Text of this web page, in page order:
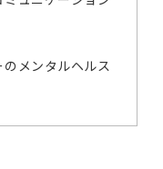
メンタルヘルス